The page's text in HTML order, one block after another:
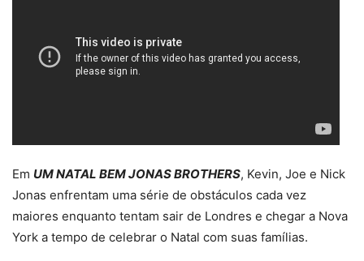
Em UM NATAL BEM JONAS BROTHERS, Kevin, Joe e Nick
Jonas enfrentam uma série de obstáculos cada vez
maiores enquanto tentam sair de Londres e chegar a Nova
York a tempo de celebrar o Natal com suas famílias.